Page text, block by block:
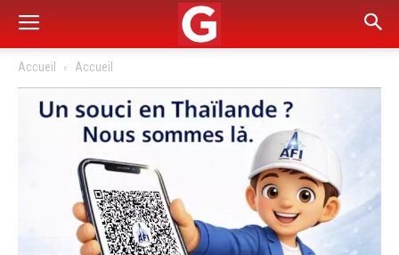
Accueil Accueil